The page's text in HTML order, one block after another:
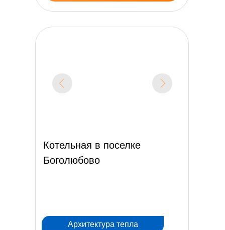
Архитектура тепла
Котельная в поселке
Боголюбово